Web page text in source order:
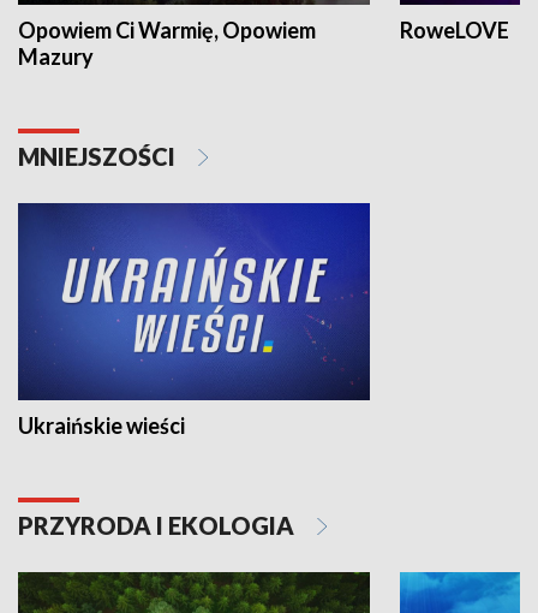
Opowiem Ci Warmię, Opowiem
Mazury
RoweLOVE
MNIEJSZOŚCI
Ukraińskie wieści
PRZYRODA I EKOLOGIA